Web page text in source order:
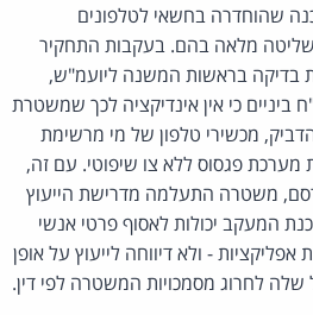
שהוחדרה בחשאי לטלפונים
מלאה בהם. בעקבות התחקיר
בדיקה בראשות המשנה ליועמ"ש,
ביניים כי אין אינדיקציה לכך שמשטרת
מכשירי טלפון של מי מרשימת
פגסוס ללא צו שיפוטי. עם זה,
משטרה התעלמה מדרישת הייעוץ
המעקב יכולות לאסוף פרטי אנשי
- ולא דיווחה לייעוץ על אופן
לחרוג מסמכויות המשטרה לפי דין.